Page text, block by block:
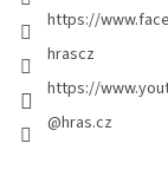
https://
hrascz
https://
@hras.cz